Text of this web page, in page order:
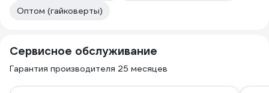
Оптом (гайковерты)
Сервисное обслуживание
Гарантия производителя 25 месяцев